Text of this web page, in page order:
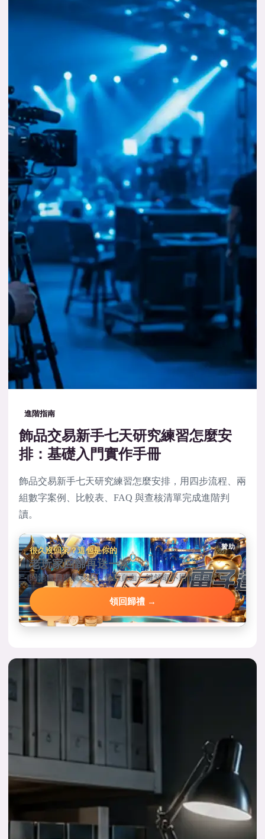
進階指南
飾品交易新手七天研究練習怎麼安
排：基礎入門實作手冊
飾品交易新手七天研究練習怎麼安排，用四步流程、兩
組數字案例、比較表、FAQ 與查核清單完成進階判
讀。
贊助
很久沒回來？這包是你的
老玩家回歸再送一次
回鍋會員專屬彩金，優惠頁面一鍵領取不用問客服。
領回歸禮 →